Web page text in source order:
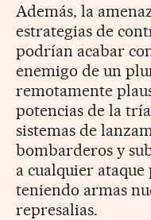
Además, la
estrategias de
podrían acabar
enemigo de un
remotamente
potencias de la
sistemas de
bombarderos y
a cualquier
teniendo armas
represalias.